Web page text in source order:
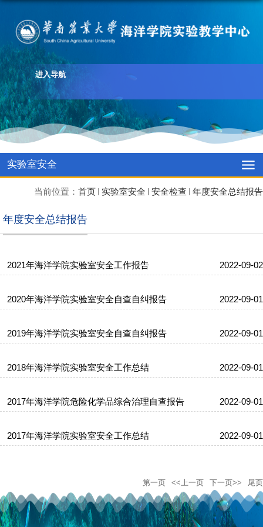
进入导航
实验室安全
当前位置： 首页 实验室安全 安全检查 年度安全总结报告
年度安全总结报告
2021年海洋学院实验室安全工作报告 2022-09-02
2020年海洋学院实验室安全自查自纠报告 2022-09-01
2019年海洋学院实验室安全自查自纠报告 2022-09-01
2018年海洋学院实验室安全工作总结 2022-09-01
2017年海洋学院危险化学品综合治理自查报告 2022-09-01
2017年海洋学院实验室安全工作总结 2022-09-01
第一页 <<上一页 下一页>> 尾页